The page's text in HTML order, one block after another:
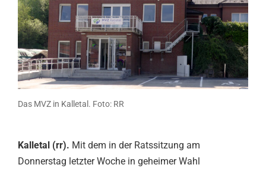
Das MVZ in Kalletal. Foto: RR
Kalletal (rr). Mit dem in der Ratssitzung am
Donnerstag letzter Woche in geheimer Wahl